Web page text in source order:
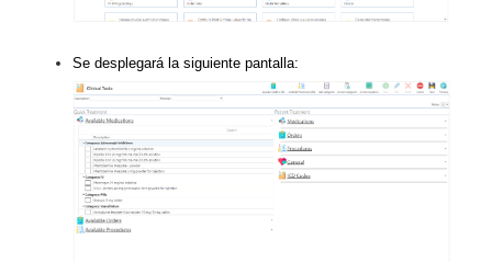
Se desplegará la siguiente pantalla: